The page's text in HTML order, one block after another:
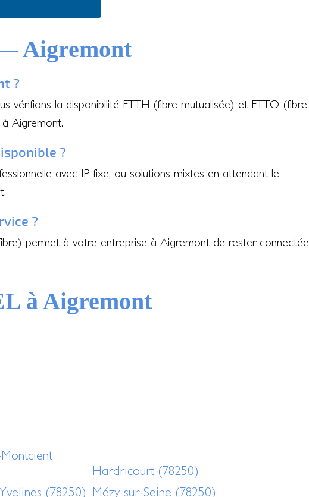
Aigremont
?
vérifions la disponibilité FTTH (fibre mutualisée) et FTTO (fibre
Aigremont.
?
avec IP fixe, ou solutions mixtes en attendant le
?
permet à votre entreprise à Aigremont de rester connectée
à Aigremont
Hardricourt (78250)
(78250) Mézy-sur-Seine (78250)